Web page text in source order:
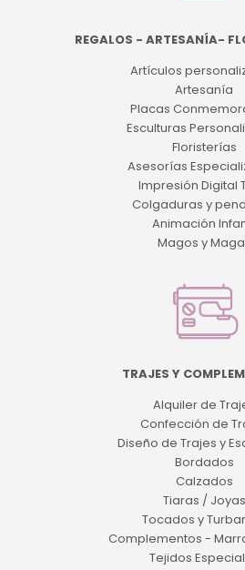
REGALOS - ARTESANÍA-
Artículos
Artesanía
Placas
Esculturas
Floristerías
Asesorías
Impresión Digital
Colgaduras y
Animación
Magos y
TRAJES Y
Alquiler de
Confección de
Diseño de Trajes y
Bordados
Calzados
Tiaras / Joyas
Tocados y
Complementos -
Tejidos